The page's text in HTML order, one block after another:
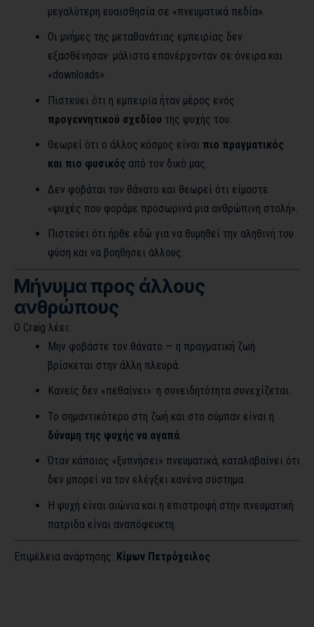
μεγαλύτερη ευαισθησία σε «πνευματικά πεδία».
Οι μνήμες της μεταθανάτιας εμπειρίας δεν
εξασθένησαν· μάλιστα επανέρχονταν σε όνειρα και
«downloads».
Πιστεύει ότι η εμπειρία ήταν μέρος ενός
προγεννητικού σχεδίου της ψυχής του.
Θεωρεί ότι ο άλλος κόσμος είναι πιο πραγματικός
και πιο φυσικός από τον δικό μας.
Δεν φοβάται τον θάνατο και θεωρεί ότι είμαστε
«ψυχές που φοράμε προσωρινά μια ανθρώπινη στολή».
Πιστεύει ότι ήρθε εδώ για να θυμηθεί την αληθινή του
φύση και να βοηθήσει άλλους.
Μήνυμα προς άλλους
ανθρώπους
Ο Craig λέει:
Μην φοβάστε τον θάνατο — η πραγματική ζωή
βρίσκεται στην άλλη πλευρά.
Κανείς δεν «πεθαίνει»· η συνειδητότητα συνεχίζεται.
Το σημαντικότερο στη ζωή και στο σύμπαν είναι η
δύναμη της ψυχής να αγαπά.
Όταν κάποιος «ξυπνήσει» πνευματικά, καταλαβαίνει ότι
δεν μπορεί να τον ελέγξει κανένα σύστημα.
Η ψυχή είναι αιώνια και η επιστροφή στην πνευματική
πατρίδα είναι αναπόφευκτη.
Επιμέλεια ανάρτησης: Κίμων Πετρόχειλος